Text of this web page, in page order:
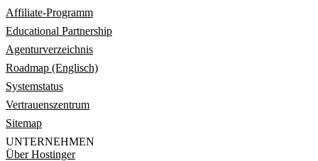
Affiliate-Programm
Educational Partnership
Agenturverzeichnis
Roadmap (Englisch)
Systemstatus
Vertrauenszentrum
Sitemap
UNTERNEHMEN
Über Hostinger